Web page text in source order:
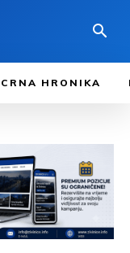
CRNA HRONIKA